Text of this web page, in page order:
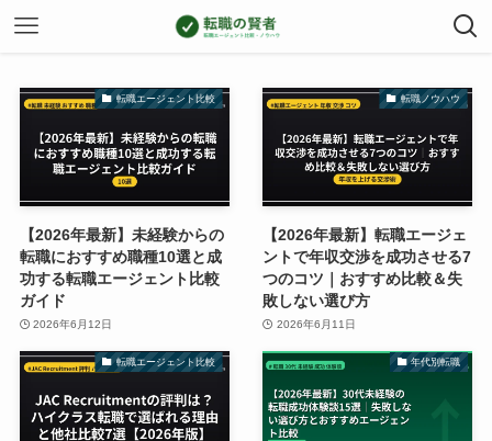
転職エージェント比較
【2026年最新】未経験からの
転職におすすめ職種10選と成
功する転職エージェント比較
ガイド
2026年6月12日
転職ノウハウ
【2026年最新】転職エージェ
ントで年収交渉を成功させる7
つのコツ｜おすすめ比較＆失
敗しない選び方
2026年6月11日
転職エージェント比較 年代別転職